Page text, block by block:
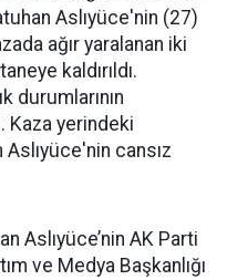
Aslıyüce'nin (27)
ağır yaralanan iki
kaldırıldı.
durumlarının
Kaza yerindeki
cansız
Aslıyüce’nin AK Parti
ve Medya Başkanlığı